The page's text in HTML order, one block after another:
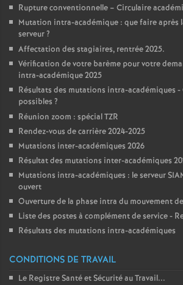
Rupture conventionnelle – Circulaire
Mutation intra-académique : que faire après
serveur?
Affectation des stagiaires, rentrée 2025.
Vérification de votre barème pour votre
intra-académique 2025
Résultats des mutations intra-académiques -
possibles ?
Réunion zoom : spécial TZR
Rendez-vous de carrière 2024-2025
Mutations inter-académiques 2026
Résultat des mutations inter-académiques
Mutations intra-académiques : le serveur
ouvert
Ouverture de la phase intra du mouvement
Liste des postes à complément de service -
Résultats des mutations intra-académiques
CONDITIONS DE TRAVAIL
Le Registre Santé et Sécurité au Travail...